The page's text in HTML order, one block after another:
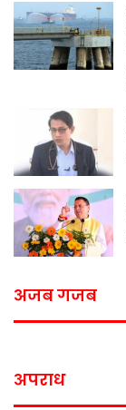
अजब गजब
अपराध